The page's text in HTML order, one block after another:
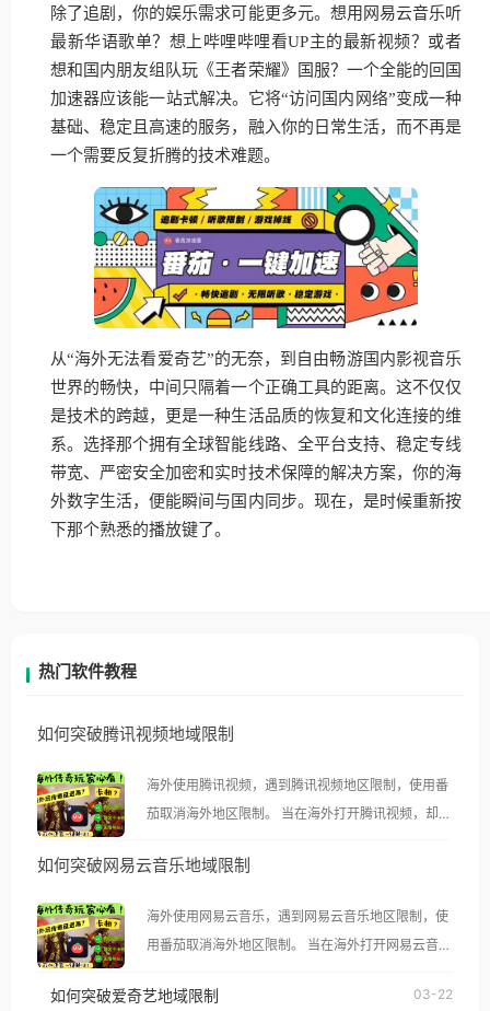
除了追剧，你的娱乐需求可能更多元。想用网易云音乐听
最新华语歌单？想上哔哩哔哩看UP主的最新视频？或者
想和国内朋友组队玩《王者荣耀》国服？一个全能的回国
加速器应该能一站式解决。它将“访问国内网络”变成一种
基础、稳定且高速的服务，融入你的日常生活，而不再是
一个需要反复折腾的技术难题。
从“海外无法看爱奇艺”的无奈，到自由畅游国内影视音乐
世界的畅快，中间只隔着一个正确工具的距离。这不仅仅
是技术的跨越，更是一种生活品质的恢复和文化连接的维
系。选择那个拥有全球智能线路、全平台支持、稳定专线
带宽、严密安全加密和实时技术保障的解决方案，你的海
外数字生活，便能瞬间与国内同步。现在，是时候重新按
下那个熟悉的播放键了。
热门软件教程
如何突破腾讯视频地域限制
海外使用腾讯视频，遇到腾讯视频地区限制，使用番
茄取消海外地区限制。 当在海外打开腾讯视频，却突
示语。 海外用户如香港、澳门、台湾、美国、加拿
像其他音乐平台一样，出现地区及版权限制问题，且
仅能在中国大陆地区播放。 遇到这个问题的朋友们，
如何突破网易云音乐地域限制
海外使用网易云音乐，遇到网易云音乐地区限制，使
用番茄取消海外地区限制。 当在海外打开网易云音
播放”的提示语。 海外用户如香港、澳门、台湾、美
如何突破爱奇艺地域限制 03-22